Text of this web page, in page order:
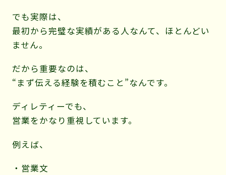
でも実際は、
最初から完璧な実績がある人なんて、ほとんどい
ません。
だから重要なのは、
“まず伝える経験を積むこと”なんです。
ディレティーでも、
営業をかなり重視しています。
例えば、
・営業文